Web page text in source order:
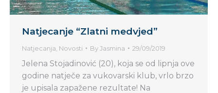
Natjecanje “Zlatni medvjed”
Natjecanja Novosti ByJasmina 29/09/2019
Jelena Stojadinović (20), koja se od lipnja ove
godine natječe za vukovarski klub, vrlo brzo
je upisala zapažene rezultate! Na